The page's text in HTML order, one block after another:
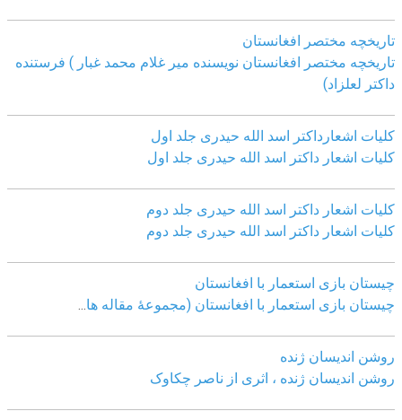
تاریخچه مختصر افغانستان
تاریخچه مختصر افغانستان نویسنده میر غلام محمد غبار ) فرستنده
داکتر لعلزاد)
کلیات اشعارداکتر اسد الله حیدری جلد اول
کلیات اشعار داکتر اسد الله حیدری جلد اول
کلیات اشعار داکتر اسد الله حیدری جلد دوم
کلیات اشعار داکتر اسد الله حیدری جلد دوم
چيستان بازی استعمار با افغانستان
چيستان بازی استعمار با افغانستان (مجموعۀ مقاله ها
روشن اندیسان ژنده
روشن اندیسان ژنده ، اثری از ناصر چکاوک